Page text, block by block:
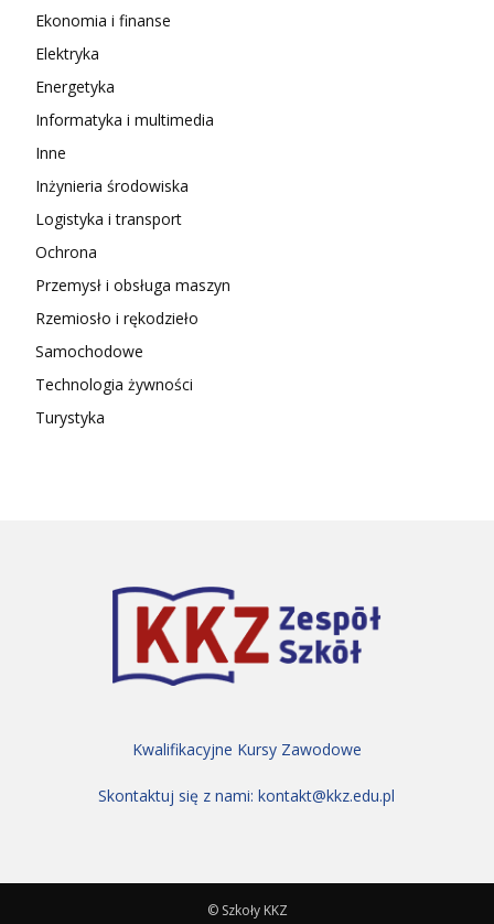
Ekonomia i finanse
Elektryka
Energetyka
Informatyka i multimedia
Inne
Inżynieria środowiska
Logistyka i transport
Ochrona
Przemysł i obsługa maszyn
Rzemiosło i rękodzieło
Samochodowe
Technologia żywności
Turystyka
Kwalifikacyjne Kursy Zawodowe
Skontaktuj się z nami:kontakt@kkz.edu.pl
© Szkoły KKZ